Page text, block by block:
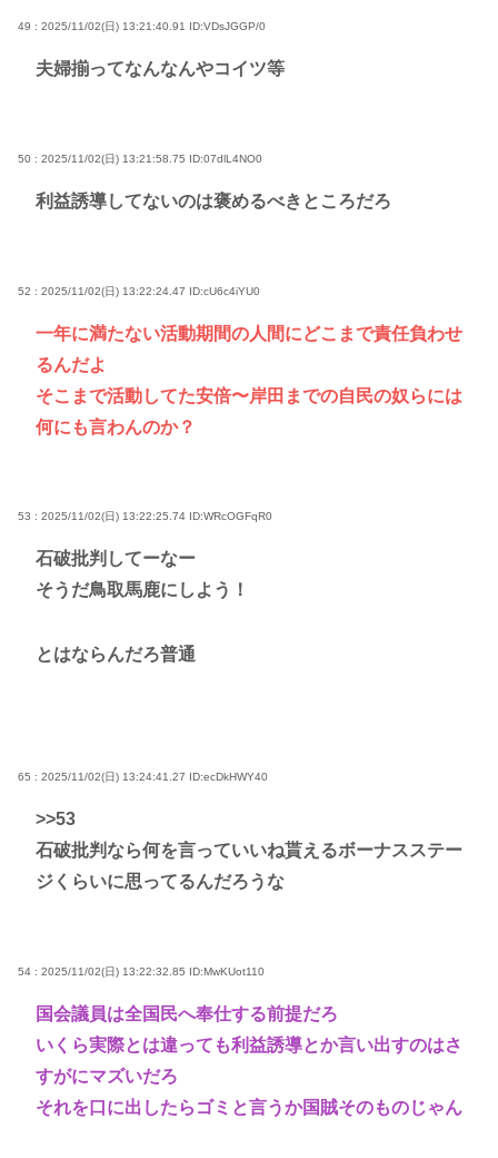
49 : 2025/11/02(日) 13:21:40.91 ID:VDsJGGP/0
夫婦揃ってなんなんやコイツ等
50 : 2025/11/02(日) 13:21:58.75 ID:07dlL4NO0
利益誘導してないのは褒めるべきところだろ
52 : 2025/11/02(日) 13:22:24.47 ID:cU6c4iYU0
一年に満たない活動期間の人間にどこまで責任負わせ
るんだよ
そこまで活動してた安倍〜岸田までの自民の奴らには
何にも言わんのか？
53 : 2025/11/02(日) 13:22:25.74 ID:WRcOGFqR0
石破批判してーなー
そうだ鳥取馬鹿にしよう！
とはならんだろ普通
65 : 2025/11/02(日) 13:24:41.27 ID:ecDkHWY40
>>53
石破批判なら何を言っていいね貰えるボーナスステー
ジくらいに思ってるんだろうな
54 : 2025/11/02(日) 13:22:32.85 ID:MwKUot110
国会議員は全国民へ奉仕する前提だろ
いくら実際とは違っても利益誘導とか言い出すのはさ
すがにマズいだろ
それを口に出したらゴミと言うか国賊そのものじゃん